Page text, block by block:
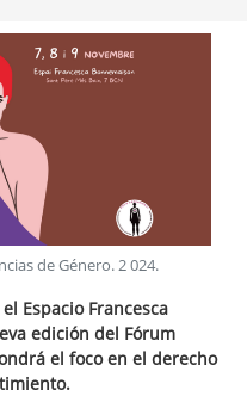
de Género.2 024.
Espacio Francesca
edición del Fórum
el foco en el derecho